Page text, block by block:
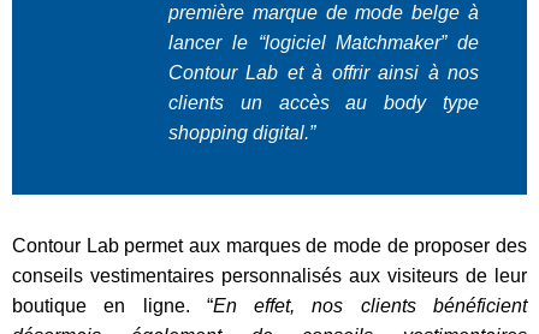
première marque de mode belge à
lancer le “logiciel Matchmaker” de
Contour Lab et à offrir ainsi à nos
clients un accès au body type
shopping digital.”
Contour Lab permet aux marques de mode de proposer des
conseils vestimentaires personnalisés aux visiteurs de leur
boutique en ligne. “En effet, nos clients bénéficient